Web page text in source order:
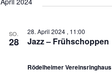
SO.
28 Jazz – Frühschoppen
28. April 2024 , 11:00
Rödelheimer Vereinsringhaus